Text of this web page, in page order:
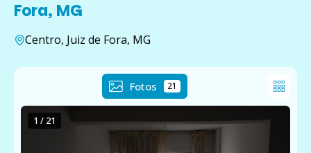
Fora, MG
Centro, Juiz de Fora, MG
Fotos 21
1 / 21